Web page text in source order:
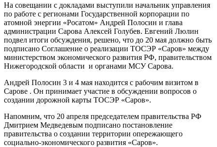
На совещании с докладами выступили начальник управления
по работе с регионами Государственной корпорации по
атомной энергии «Росатом» Андрей Полосин и глава
администрации Сарова Алексей Голубев. Евгений Люлин
подвел итоги обсуждения, решено, что до 20 мая должно быть
подписано Соглашение о реализации ТОСЭР «Саров» между
министерством экономического развития РФ, правительством
Нижегородской области и органами МСУ Сарова.
Андрей Полосин 3 и 4 мая находится с рабочим визитом в
Сарове . Он принимает участие в обсуждении вопросов о
создании дорожной карты ТОСЭР «Саров».
Напомним, что 20 апреля председателем правительства РФ
Дмитрием Медведевым подписано постановление
правительства о создании территории опережающего
социально-экономического развития «Саров».